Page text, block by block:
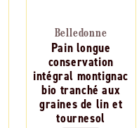
Belledonne
Pain longue
conservation
intégral montignac
bio tranché aux
graines de lin et
tournesol